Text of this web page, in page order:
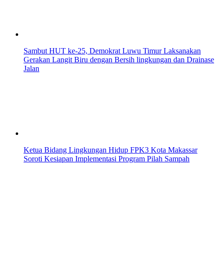
Sambut HUT ke-25, Demokrat Luwu Timur Laksanakan
Gerakan Langit Biru dengan Bersih lingkungan dan Drainase
Jalan
Ketua Bidang Lingkungan Hidup FPK3 Kota Makassar
Soroti Kesiapan Implementasi Program Pilah Sampah